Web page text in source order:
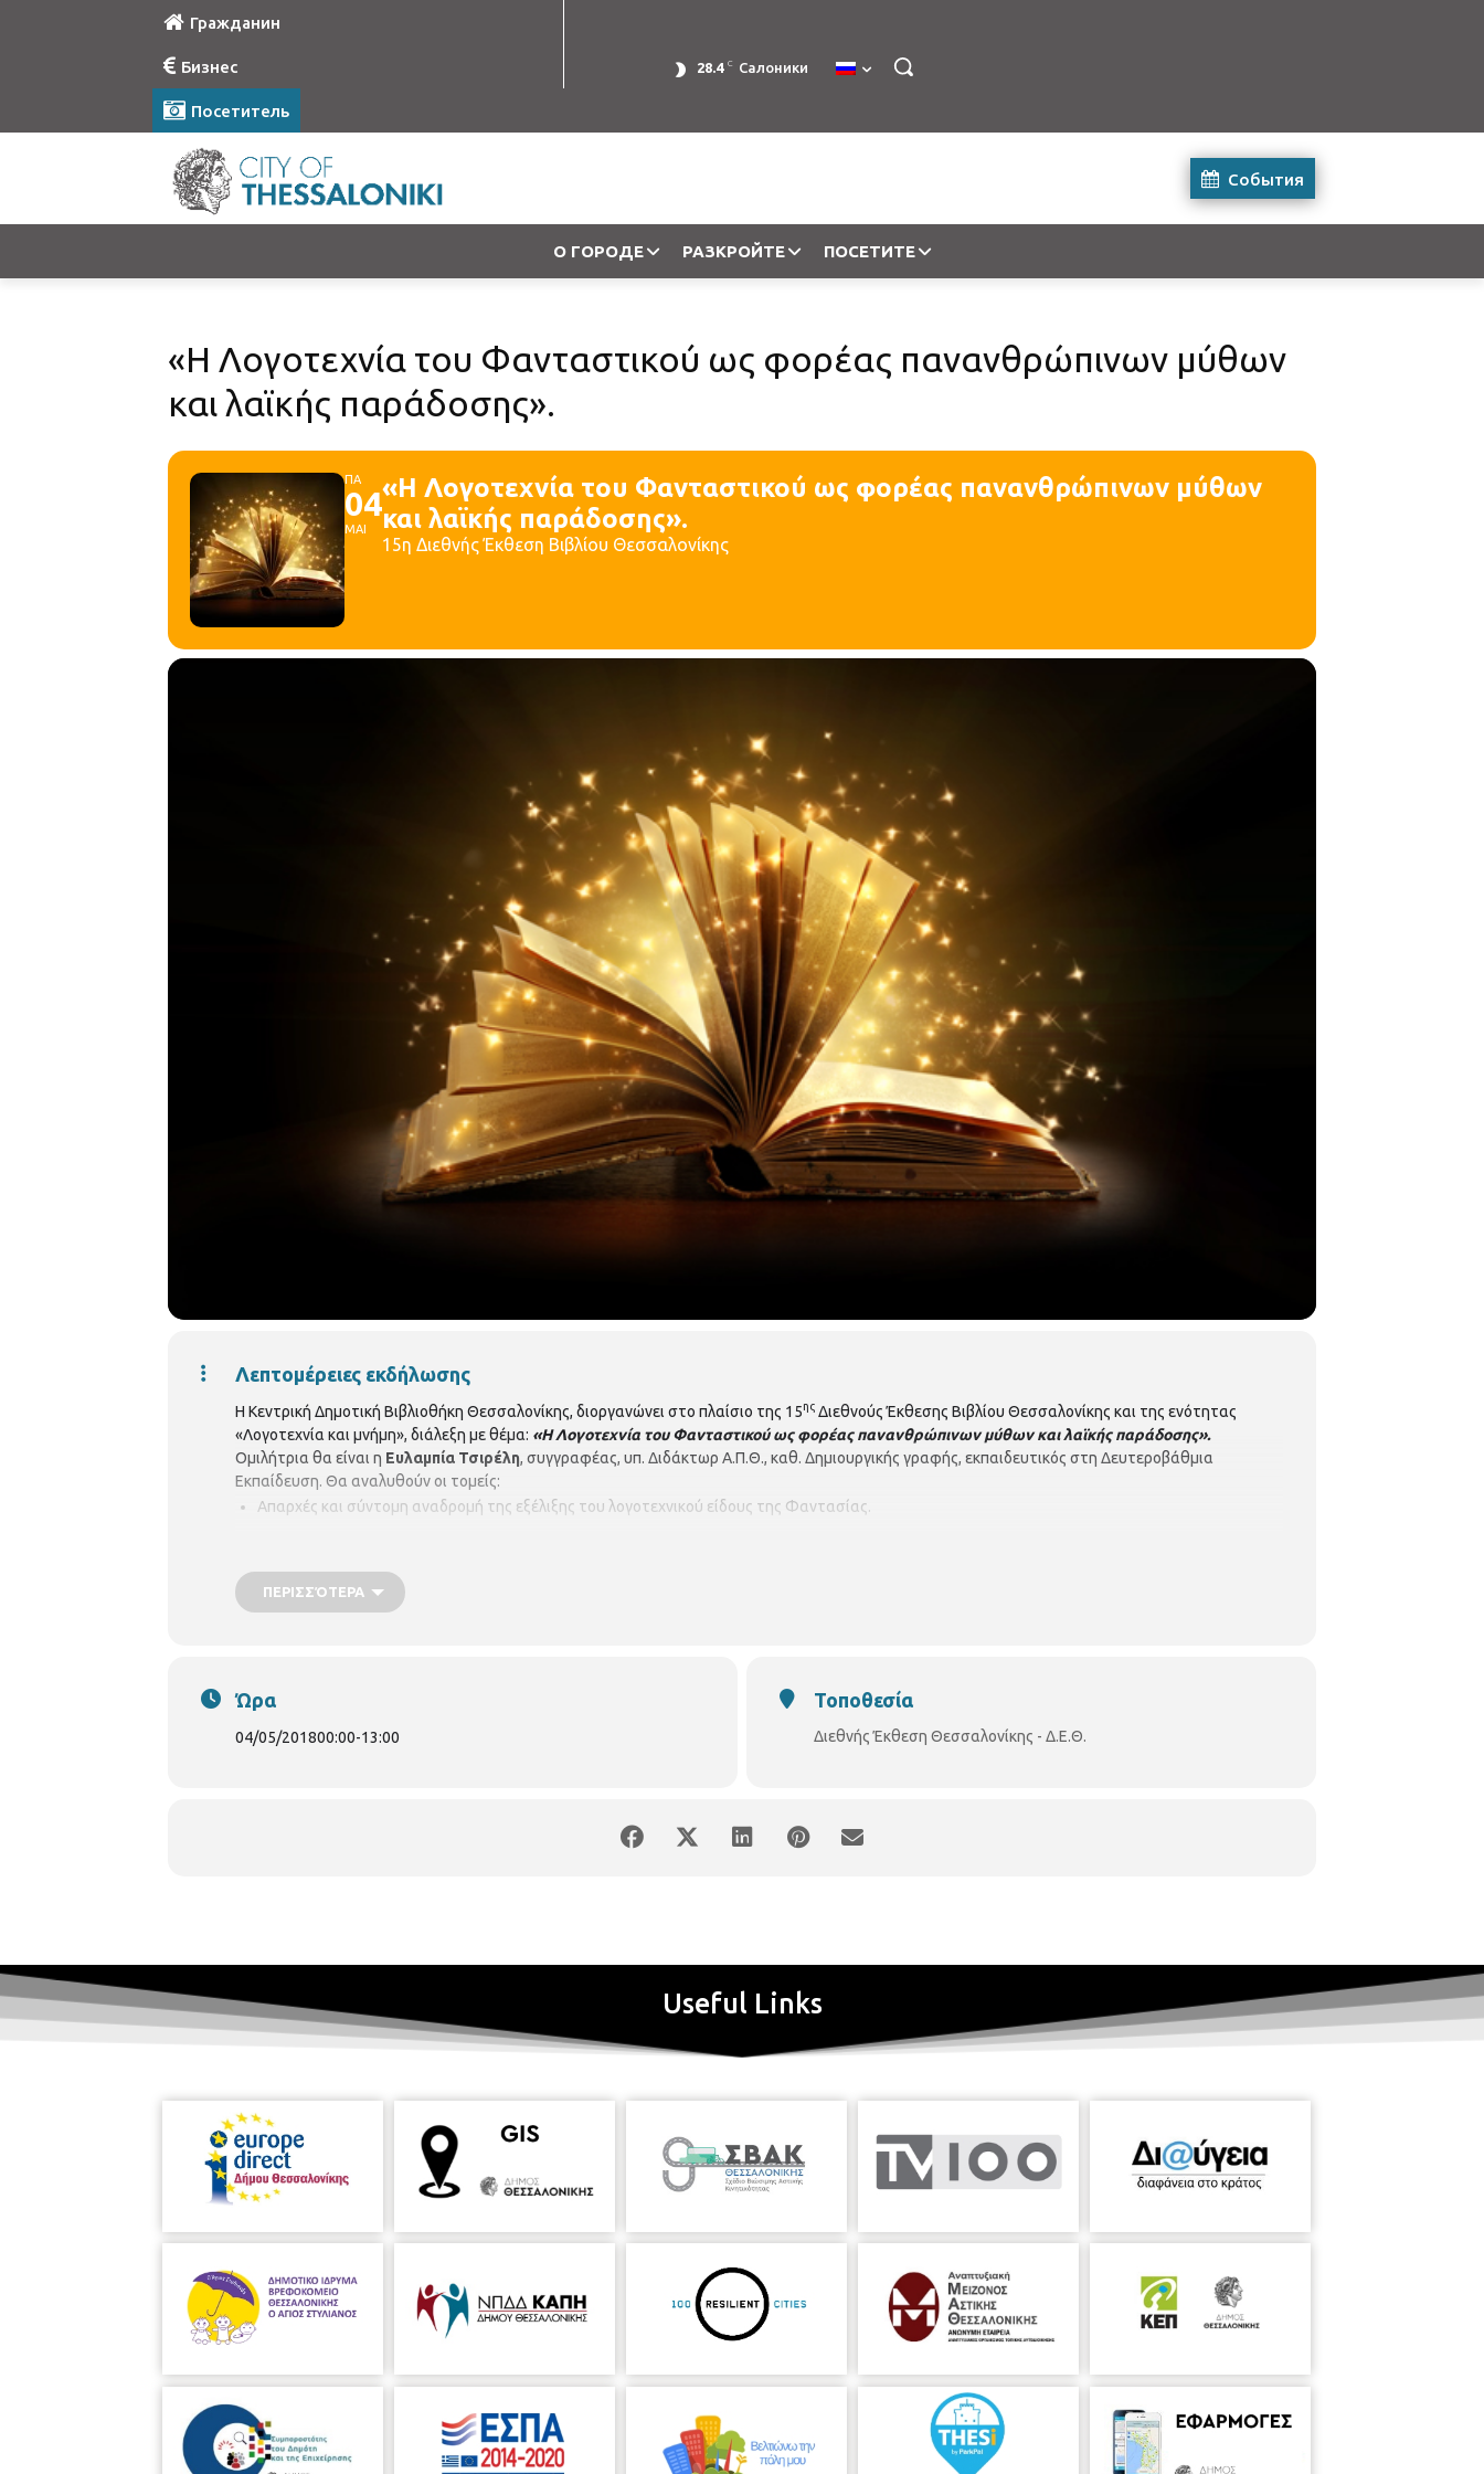
Гражданин
Бизнес
Посетитель
28.4 C Салоники
События
О ГОРОДЕ РАЗКРОЙТЕ ПОСЕТИТЕ
«Η Λογοτεχνία του Φανταστικού ως φορέας πανανθρώπινων μύθων
και λαϊκής παράδοσης».
ΠΑ
04
ΜΑΙ
«Η Λογοτεχνία του Φανταστικού ως φορέας πανανθρώπινων μύθων
και λαϊκής παράδοσης».
15η Διεθνής Έκθεση Βιβλίου Θεσσαλονίκης
Λεπτομέρειες εκδήλωσης
Η Κεντρική Δημοτική Βιβλιοθήκη Θεσσαλονίκης, διοργανώνει στο πλαίσιο της 15ης Διεθνούς Έκθεσης Βιβλίου Θεσσαλονίκης και της ενότητας
«Λογοτεχνία και μνήμη», διάλεξη με θέμα: «Η Λογοτεχνία του Φανταστικού ως φορέας πανανθρώπινων μύθων και λαϊκής παράδοσης».
Ομιλήτρια θα είναι η Ευλαμπία Τσιρέλη, συγγραφέας, υπ. Διδάκτωρ Α.Π.Θ., καθ. Δημιουργικής γραφής, εκπαιδευτικός στη Δευτεροβάθμια
Εκπαίδευση. Θα αναλυθούν οι τομείς:
Απαρχές και σύντομη αναδρομή της εξέλιξης του λογοτεχνικού είδους της Φαντασίας.
Η αξία της ενσωμάτωσης των λαϊκών παραδόσεων στη σύγχρονη λογοτεχνία φαντασίας. Παραδείγματα.
ΠΕΡΙΣΣΌΤΕΡΑ
Ώρα
04/05/201800:00-13:00
Τοποθεσία
Διεθνής Έκθεση Θεσσαλονίκης - Δ.Ε.Θ.
Useful Links